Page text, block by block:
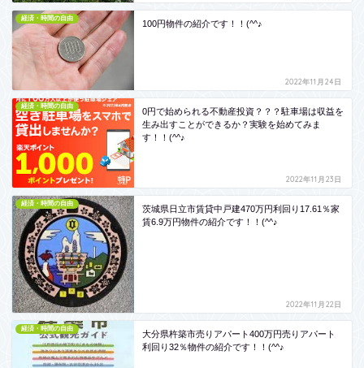
経済・時間の自由
100円物件の紹介です！！(^^♪
2022年11月24日
経済・時間の自由
0円で始められる不動産投資？？？駐車場は収益を
生み出すことができるか？実験を始めてみま
す！！(^^♪
2022年11月23日
経済・時間の自由
茨城県日立市賃貸中戸建470万円利回り17.61％家
賃6.9万円物件の紹介です！！(^^♪
2022年11月22日
経済・時間の自由
大分県杵築市売りアパート400万円売りアパート
利回り32％物件の紹介です！！(^^♪